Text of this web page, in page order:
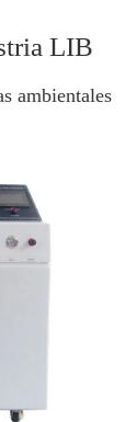
LIB
ambientales